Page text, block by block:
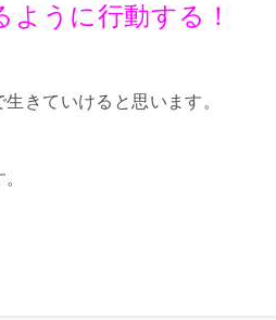
うに行動する！
きていけると思います。